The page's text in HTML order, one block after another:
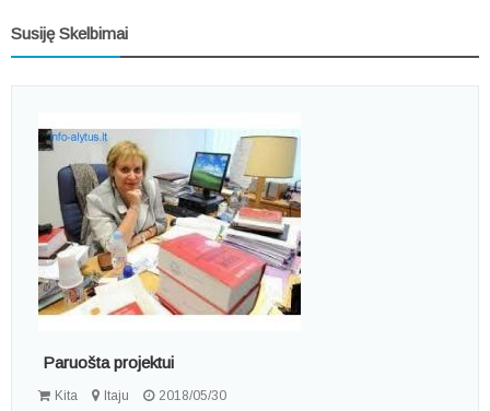
Susiję Skelbimai
Paruošta projektui
Kita Itaju 2018/05/30